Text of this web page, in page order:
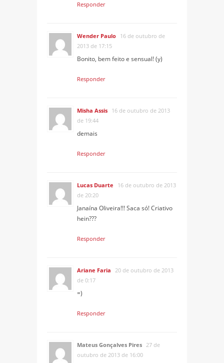
Responder
Wender Paulo 16 de outubro de
2013 de 17:15
Bonito, bem feito e sensual! (y)
Responder
Misha Assis 16 de outubro de 2013
de 19:44
demais
Responder
Lucas Duarte
16 de outubro de 2013
de 20:20
Janaína Oliveira!!! Saca só! Criativo
hein???
Responder
Ariane Faria 20 de outubro de 2013
de 0:17
=)
Responder
Mateus Gonçalves Pires 27 de
outubro de 2013 de 16:00